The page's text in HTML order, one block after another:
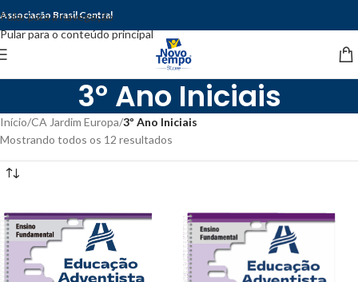
Pular para a navegação
Pular para o conteúdo principal
Associação Brasil Central
3º Ano Iniciais
Início/CA Jardim Europa/3º Ano Iniciais
Mostrando todos os 12 resultados